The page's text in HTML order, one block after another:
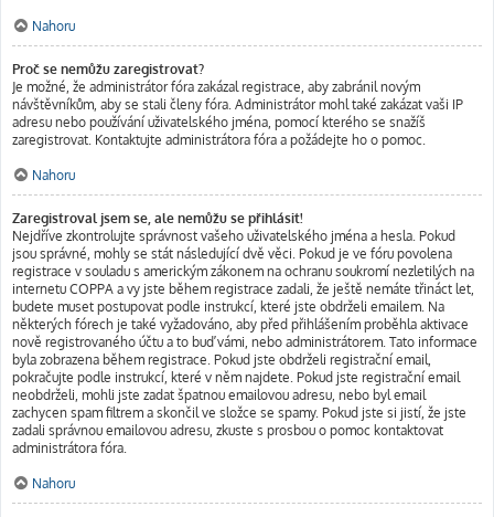
Nahoru
Proč se nemůžu zaregistrovat?
Je možné, že administrátor fóra zakázal registrace, aby zabránil novým
návštěvníkům, aby se stali členy fóra. Administrátor mohl také zakázat vaši IP
adresu nebo používání uživatelského jména, pomocí kterého se snažíš
zaregistrovat. Kontaktujte administrátora fóra a požádejte ho o pomoc.
Nahoru
Zaregistroval jsem se, ale nemůžu se přihlásit!
Nejdříve zkontrolujte správnost vašeho uživatelského jména a hesla. Pokud
jsou správné, mohly se stát následující dvě věci. Pokud je ve fóru povolena
registrace v souladu s americkým zákonem na ochranu soukromí nezletilých na
internetu COPPA a vy jste během registrace zadali, že ještě nemáte třináct let,
budete muset postupovat podle instrukcí, které jste obdrželi emailem. Na
některých fórech je také vyžadováno, aby před přihlášením proběhla aktivace
nově registrovaného účtu a to buď vámi, nebo administrátorem. Tato informace
byla zobrazena během registrace. Pokud jste obdrželi registrační email,
pokračujte podle instrukcí, které v něm najdete. Pokud jste registrační email
neobdrželi, mohli jste zadat špatnou emailovou adresu, nebo byl email
zachycen spam filtrem a skončil ve složce se spamy. Pokud jste si jistí, že jste
zadali správnou emailovou adresu, zkuste s prosbou o pomoc kontaktovat
administrátora fóra.
Nahoru